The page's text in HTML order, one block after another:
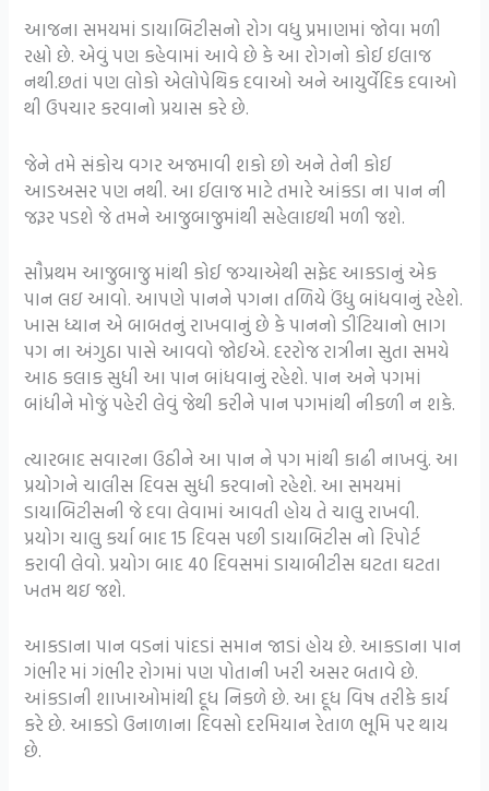
આજના સમયમાં ડાયાબિટીસનો રોગ વધુ પ્રમાણમાં જોવા મળી
રહ્યો છે. એવું પણ કહેવામાં આવે છે કે આ રોગનો કોઈ ઈલાજ
નથી.છતાં પણ લોકો એલોપેથિક દવાઓ અને આયુર્વેદિક દવાઓ
થી ઉપચાર કરવાનો પ્રયાસ કરે છે.
જેને તમે સંકોચ વગર અજમાવી શકો છો અને તેની કોઈ
આડઅસર પણ નથી. આ ઈલાજ માટે તમારે આંકડા ના પાન ની
જરૂર પડશે જે તમને આજુબાજુમાંથી સહેલાઇથી મળી જશે.
સૌપ્રથમ આજુબાજુ માંથી કોઈ જગ્યાએથી સફેદ આકડાનું એક
પાન લઇ આવો. આપણે પાનને પગના તળિયે ઉંધુ બાંધવાનું રહેશે.
ખાસ ધ્યાન એ બાબતનું રાખવાનું છે કે પાનનો ડીંટિયાનો ભાગ
પગ ના અંગુઠા પાસે આવવો જોઈએ. દરરોજ રાત્રીના સુતા સમયે
આઠ કલાક સુધી આ પાન બાંધવાનું રહેશે. પાન અને પગમાં
બાંધીને મોજું પહેરી લેવું જેથી કરીને પાન પગમાંથી નીકળી ન શકે.
ત્યારબાદ સવારના ઉઠીને આ પાન ને પગ માંથી કાઢી નાખવું. આ
પ્રયોગને ચાલીસ દિવસ સુધી કરવાનો રહેશે. આ સમયમાં
ડાયાબિટીસની જે દવા લેવામાં આવતી હોય તે ચાલુ રાખવી.
પ્રયોગ ચાલુ કર્યા બાદ 15 દિવસ પછી ડાયાબિટીસ નો રિપોર્ટ
કરાવી લેવો. પ્રયોગ બાદ 40 દિવસમાં ડાયાબીટીસ ઘટતા ઘટતા
ખતમ થઇ જશે.
આકડાના પાન વડનાં પાંદડાં સમાન જાડાં હોય છે. આકડાના પાન
ગંભીર માં ગંભીર રોગમાં પણ પોતાની ખરી અસર બતાવે છે.
આંકડાની શાખાઓમાંથી દૂધ નિકળે છે. આ દૂધ વિષ તરીકે કાર્ય
કરે છે. આકડો ઉનાળાના દિવસો દરમિયાન રેતાળ ભૂમિ પર થાય
છે.